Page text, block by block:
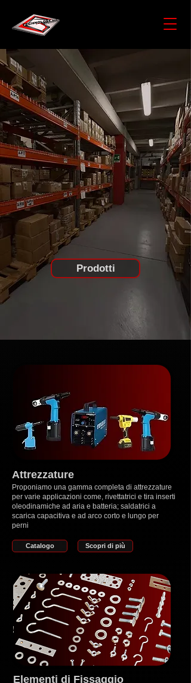
Prodotti
Attrezzature
Proponiamo una gamma completa di attrezzature
per varie applicazioni come, rivettatrici e tira inserti
oleodinamiche ad aria e batteria; saldatrici a
scarica capacitiva e ad arco corto e lungo per
perni
Catalogo Scopri di più
Elementi di Fissaggio